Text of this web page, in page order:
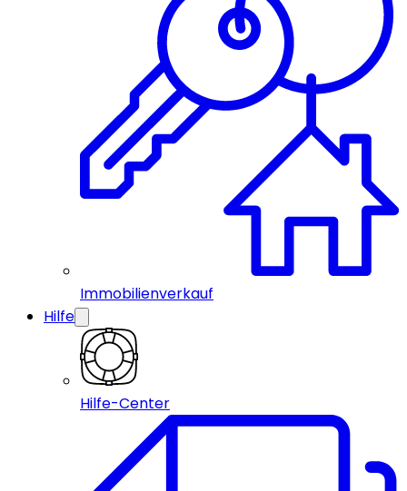
Immobilienverkauf
Hilfe
Hilfe-Center